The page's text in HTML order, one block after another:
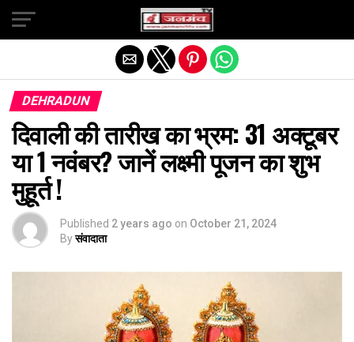
DEHRADUN
दिवाली की तारीख का भ्रम: 31 अक्टूबर
या 1 नवंबर? जानें लक्ष्मी पूजन का शुभ
मुहूर्त !
Published 2 years ago on October 21, 2024
Byसंवादाता
Exit mobile version